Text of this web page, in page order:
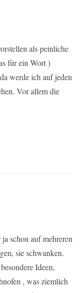
als peinliche
für ein Wort )
werde ich auf jeden
Vor allem die
schon auf mehreren
sie schwanken.
Ideen,
, was ziemlich